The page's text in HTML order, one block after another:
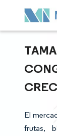
El
frutas,